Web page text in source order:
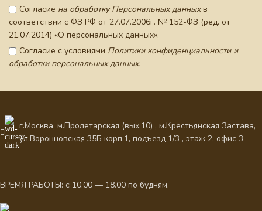
Согласие на обработку Персональных данныхв
соответствии с ФЗ РФ от 27.07.2006г. № 152-ФЗ (ред. от
21.07.2014) «О персональных данных».
Согласие с условиями Политики конфиденциальности и
обработки персональных данных.
г.Москва, м.Пролетарская (вых.10) , м.Крестьянская Застава,
ул.Воронцовская 35Б корп.1, подъезд 1/3 , этаж 2, офис 3
ВРЕМЯ РАБОТЫ: с 10.00 — 18.00 по будням.